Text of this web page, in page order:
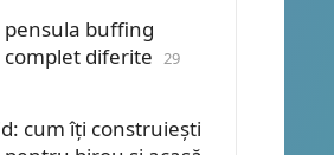
pensula buffing
diferite 29
cum îți construiești